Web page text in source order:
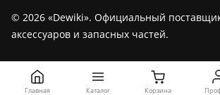
© 2026 «Dewiki». Официальный
аксессуаров и запасных частей.
Главная Каталог Корзина